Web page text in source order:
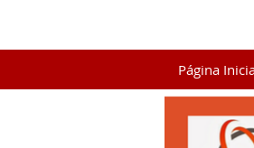
Página